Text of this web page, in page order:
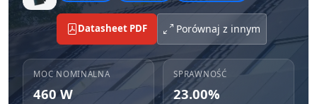
Datasheet PDF Porównaj z innym
MOC NOMINALNA
460 W
SPRAWNOŚĆ
23.00%